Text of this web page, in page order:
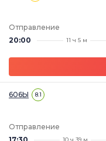
Отправление
20:00
11 ч 5 м
606Ы 8.1
Отправление
10 ч 39 м